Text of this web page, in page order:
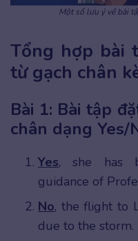
Một số lưu ý về bài
Tổng hợp bài
từ gạch chân
Bài 1: Bài tập
chân dạng Yes/
Yes, she has
guidance of
No, the flight to
due to the storm.